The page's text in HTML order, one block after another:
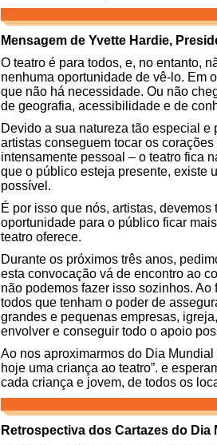
Mensagem de Yvette Hardie,
O teatro é para todos, e, no entanto,
nenhuma oportunidade de vê-lo. Em
que não há necessidade. Ou não
de geografia, acessibilidade e de
Devido a sua natureza tão especial
artistas conseguem tocar os
intensamente pessoal – o teatro fica
que o público esteja presente, existe
possível.
É por isso que nós, artistas,
oportunidade para o público ficar
teatro oferece.
Durante os próximos três anos,
esta convocação vá de encontro ao
não podemos fazer isso sozinhos.
todos que tenham o poder de
grandes e pequenas empresas,
envolver e conseguir todo o apoio
Ao nos aproximarmos do Dia
hoje uma criança ao teatro”. e
cada criança e jovem, de todos os
Retrospectiva dos Cartazes do